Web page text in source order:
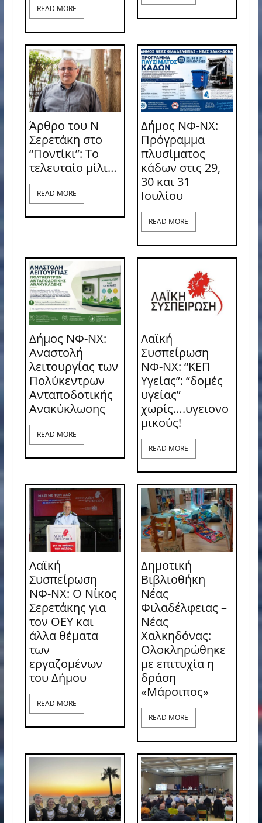
READ MORE
Άρθρο του Ν
Σερετάκη στο
“Ποντίκι”: Το
τελευταίο μίλι…
READ MORE
Δήμος ΝΦ-ΝΧ:
Πρόγραμμα
πλυσίματος
κάδων στις 29,
30 και 31
Ιουλίου
READ MORE
Δήμος ΝΦ-ΝΧ:
Αναστολή
λειτουργίας των
Πολύκεντρων
Ανταποδοτικής
Ανακύκλωσης
READ MORE
Λαϊκή
Συσπείρωση
ΝΦ-ΝΧ: “ΚΕΠ
Υγείας”: “δομές
υγείας”
χωρίς….υγειονο
μικούς!
READ MORE
Λαϊκή
Συσπείρωση
ΝΦ-ΝΧ: O Νίκος
Σερετάκης για
τον ΟΕΥ και
άλλα θέματα
των
εργαζομένων
του Δήμου
READ MORE
Δημοτική
Βιβλιοθήκη
Νέας
Φιλαδέλφειας –
Νέας
Χαλκηδόνας:
Ολοκληρώθηκε
με επιτυχία η
δράση
«Μάρσιπος»
READ MORE